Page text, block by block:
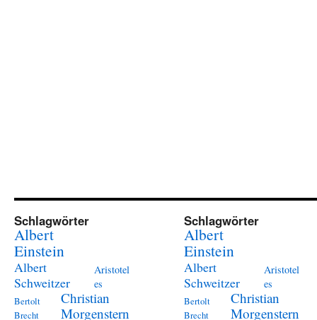
Schlagwörter
Albert
Einstein
Albert
Schweitzer
Aristotel
es
Bertolt
Brecht
Christian
Morgenstern
Schlagwörter
Albert
Einstein
Albert
Schweitzer
Aristotel
es
Bertolt
Brecht
Christian
Morgenstern